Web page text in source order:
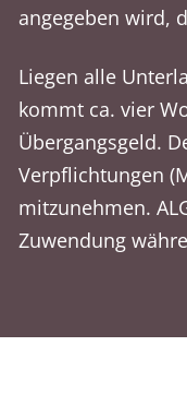
angegeben wird,
Liegen alle
kommt ca. vier
Übergangsgeld.
Verpflichtungen
mitzunehmen.
Zuwendung